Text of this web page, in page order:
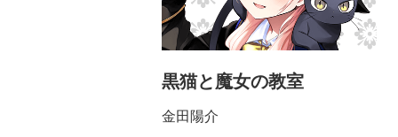
黒猫と魔女の教室
金田陽介